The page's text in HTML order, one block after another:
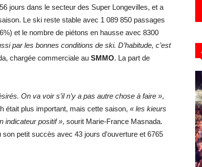
jours dans le secteur des Super Longevilles, et a
Le ski reste stable avec 1 089 850 passages
et le nombre de piétons en hausse avec 8300
par les bonnes conditions de ski. D’habitude, c’est
chargée commerciale au SMMO. La part de
On va voir s’il n’y a pas autre chose à faire »,
était plus important, mais cette saison, « les kieurs
indicateur positif », sourit Marie-France Masnada.
petit succès avec 43 jours d’ouverture et 6765